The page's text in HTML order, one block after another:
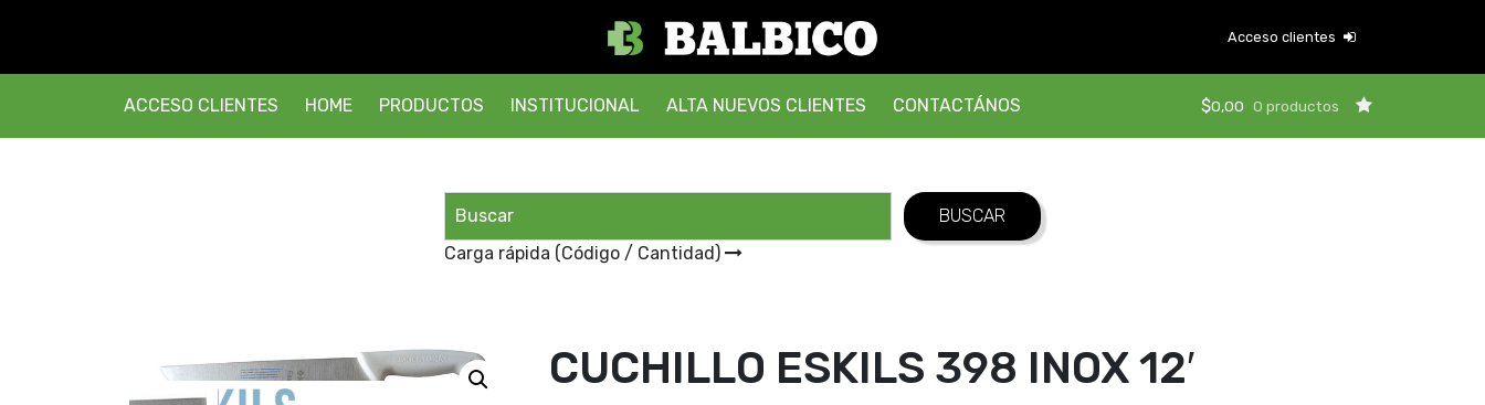
Acceso clientes
ACCESO CLIENTES HOME PRODUCTOS INSTITUCIONAL ALTA NUEVOS CLIENTES CONTACTÁNOS $0,00 0 productos
Carga rápida (Código / Cantidad)
CUCHILLO ESKILS 398 INOX 12′